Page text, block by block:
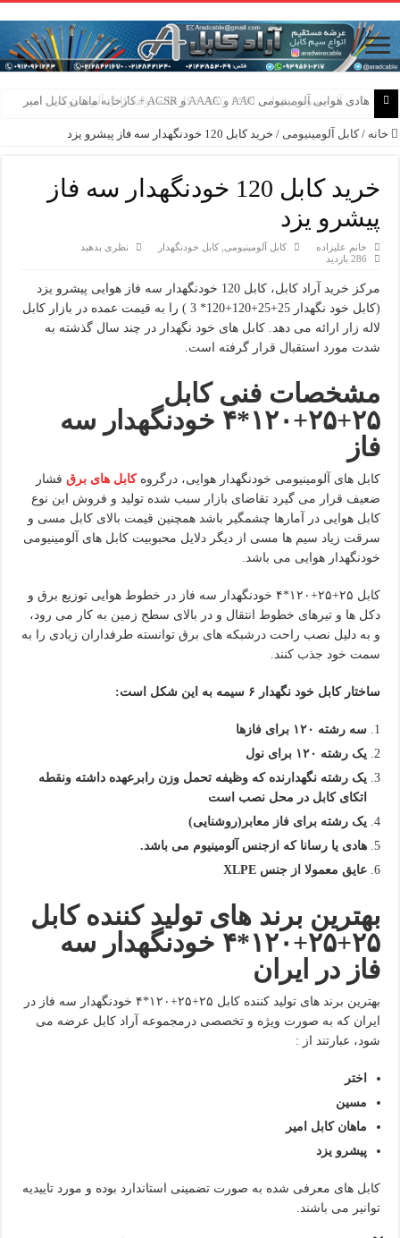
هادی هوایی آلومینیومی AAC و AAAC و ACSR + کارخانه ماهان کابل امیر
خانه / کابل آلومینیومی / خرید کابل 120 خودنگهدار سه فاز پیشرو یزد
خرید کابل 120 خودنگهدار سه فاز
پیشرو یزد
خانم علیزاده کابل آلومینیومی,کابل خودنگهدار
نظری بدهید
286 بازدید
مرکز خرید آراد کابل، کابل 120 خودنگهدار سه فاز هوایی پیشرو یزد
(کابل خود نگهدار 25+25+120+120* 3 ) را به قیمت عمده در بازار کابل
لاله زار ارائه می دهد. کابل های خود نگهدار در چند سال گذشته به
شدت مورد استقبال قرار گرفته است.
مشخصات فنی کابل
۲۵+۲۵+۱۲۰*۴ خودنگهدار سه
فاز
کابل های آلومینیومی خودنگهدار هوایی، درگروهکابل های برق فشار
ضعیف قرار می گیرد تقاضای بازار سبب شده تولید و فروش این نوع
کابل هوایی در آمارها چشمگیر باشد همچنین قیمت بالای کابل مسی و
سرقت زیاد سیم ها مسی از دیگر دلایل محبوبیت کابل های آلومینیومی
خودنگهدار هوایی می باشد.
کابل ۲۵+۲۵+۱۲۰*۴ خودنگهدار سه فاز در خطوط هوایی توزیع برق و
دکل ها و تیرهای خطوط انتقال و در بالای سطح زمین به کار می رود،
و به دلیل نصب راحت درشبکه های برق توانسته طرفداران زیادی را به
سمت خود جذب کنند.
ساختار کابل خود نگهدار ۶ سیمه به این شکل است:
سه رشته ۱۲۰ برای فازها
یک رشته ۱۲۰ برای نول
یک رشته نگهدارنده که وظیفه تحمل وزن رابرعهده داشته ونقطه
اتکای کابل در محل نصب است
یک رشته برای فاز معابر(روشنایی)
هادی یا رسانا که ازجنس آلومینیوم می باشد.
عایق معمولا از جنسXLPE
بهترین برند های تولید کننده کابل
۲۵+۲۵+۱۲۰*۴ خودنگهدار سه
فاز در ایران
بهترین برند های تولید کننده کابل ۲۵+۲۵+۱۲۰*۴ خودنگهدار سه فاز در
ایران که به صورت ویژه و تخصصی درمجموعه آراد کابل عرضه می
شود، عبارتند از :
اختر
مسین
ماهان کابل امیر
پیشرو یزد
کابل های معرفی شده به صورت تضمینی استاندارد بوده و مورد تاییدیه
توانیر می باشند.